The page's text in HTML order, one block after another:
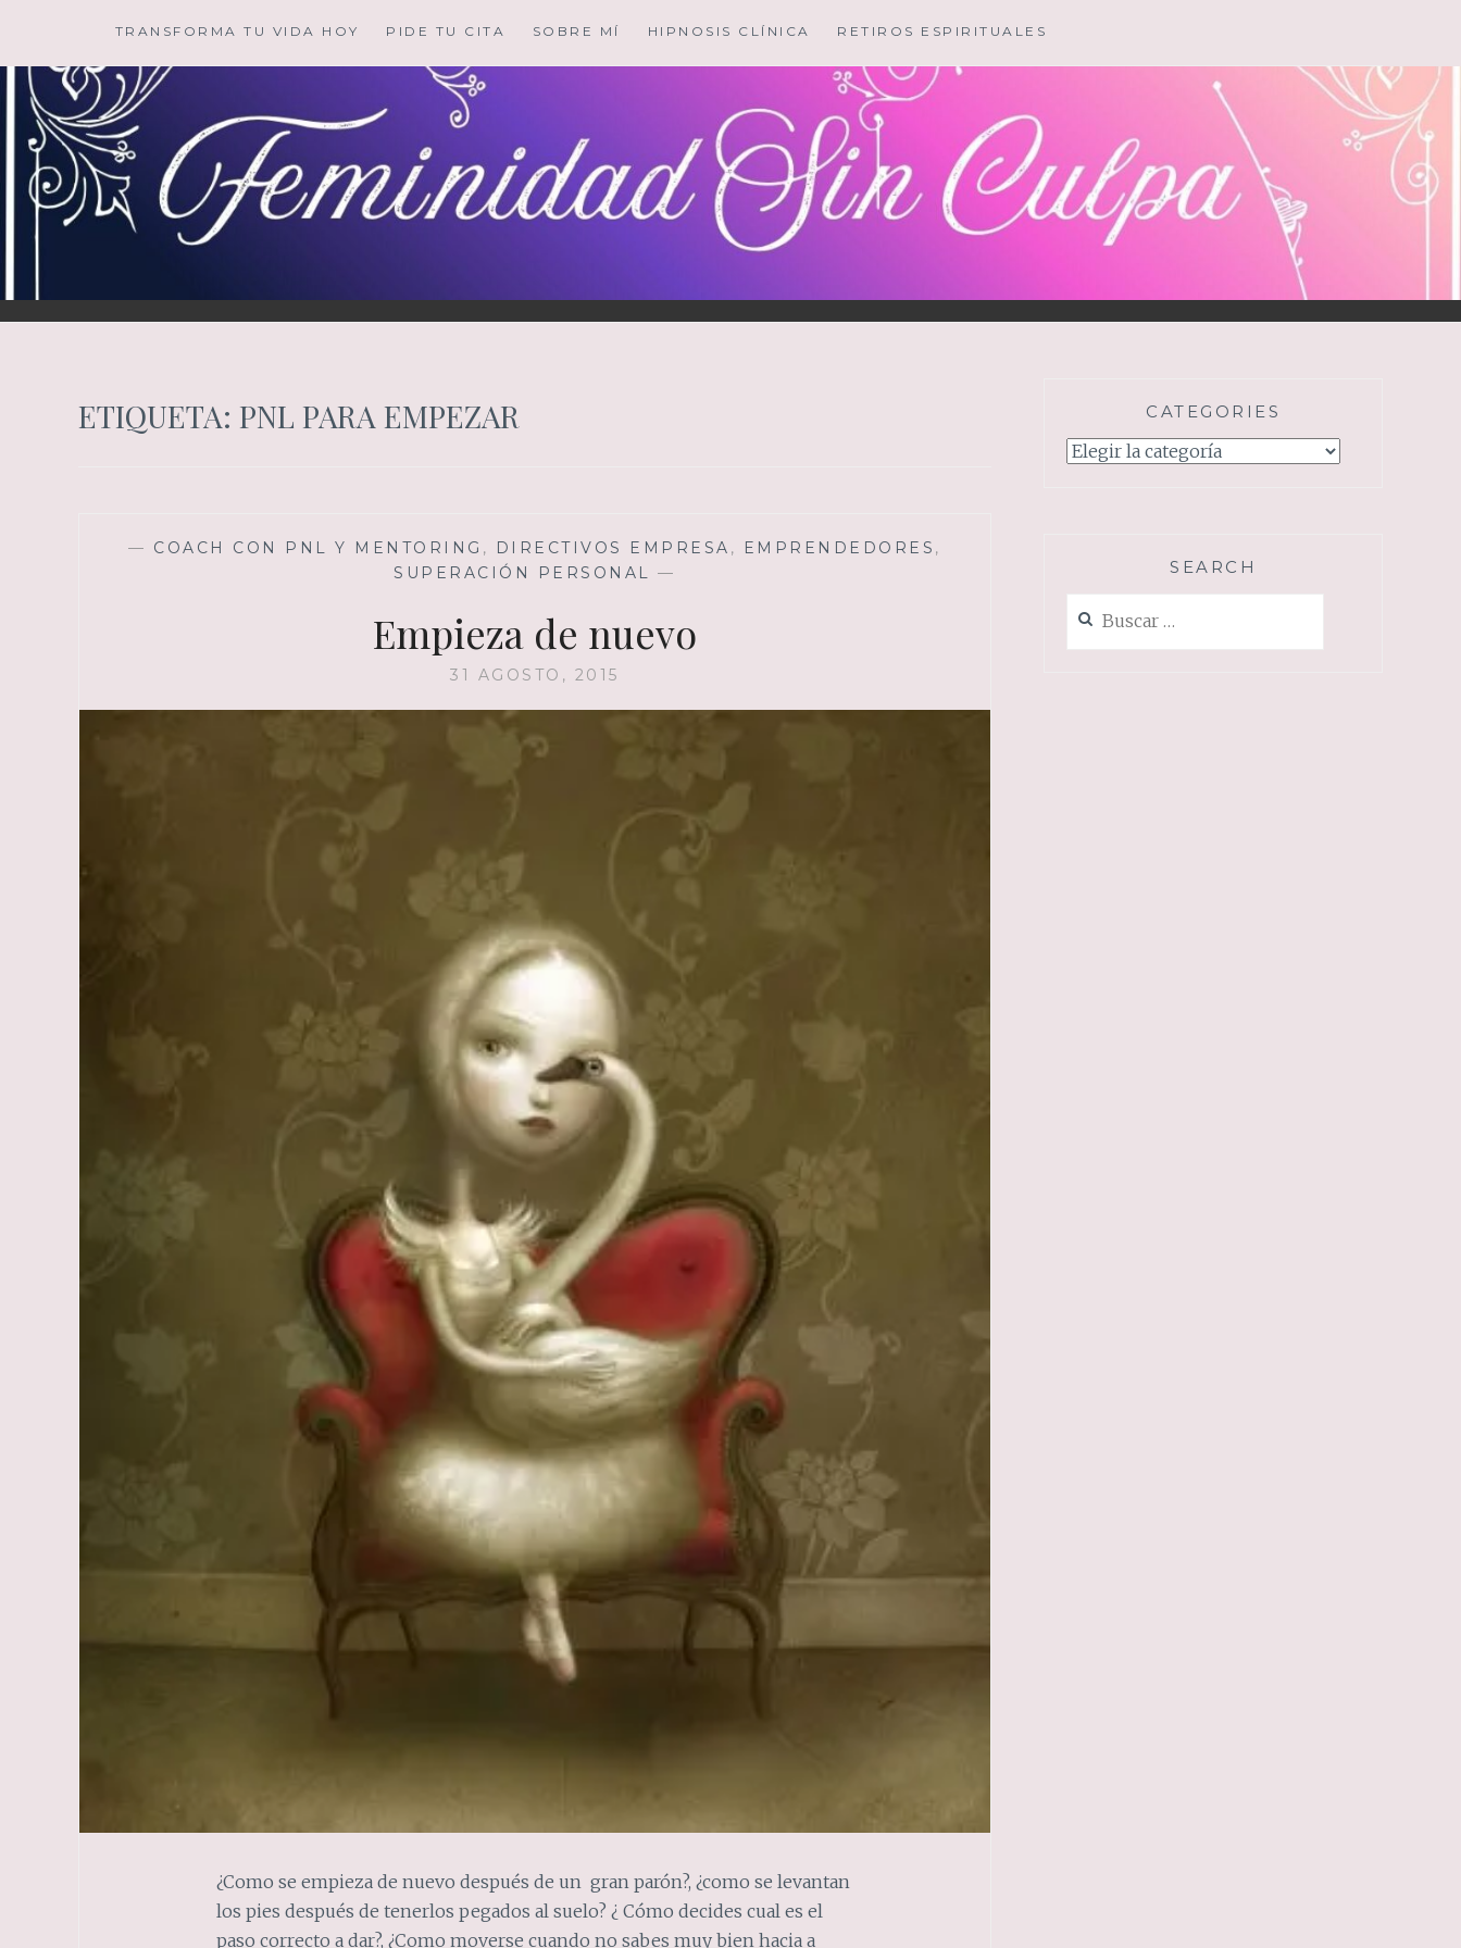
contenido
TRANSFORMA TU VIDA HOY PIDE TU CITA SOBRE MÍ HIPNOSIS CLÍNICA RETIROS ESPIRITUALES
ETIQUETA: PNL PARA EMPEZAR
— COACH CON PNL Y MENTORING , DIRECTIVOS EMPRESA , EMPRENDEDORES ,
SUPERACIÓN PERSONAL —
Empieza de nuevo
31 AGOSTO, 2015
¿Como se empieza de nuevo después de un gran parón?, ¿como se levantan
los pies después de tenerlos pegados al suelo? ¿ Cómo decides cual es el
paso correcto a dar?, ¿Como moverse cuando no sabes muy bien hacia a
CATEGORIES
Categories
SEARCH